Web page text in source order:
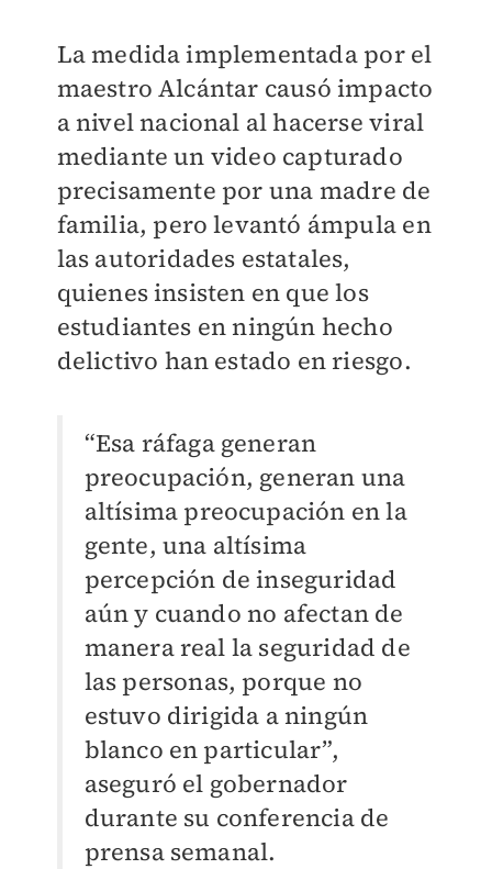
La medida implementada por el
maestro Alcántar causó impacto
a nivel nacional al hacerse viral
mediante un video capturado
precisamente por una madre de
familia, pero levantó ámpula en
las autoridades estatales,
quienes insisten en que los
estudiantes en ningún hecho
delictivo han estado en riesgo.
“Esa ráfaga generan
preocupación, generan una
altísima preocupación en la
gente, una altísima
percepción de inseguridad
aún y cuando no afectan de
manera real la seguridad de
las personas, porque no
estuvo dirigida a ningún
blanco en particular”,
aseguró el gobernador
durante su conferencia de
prensa semanal.